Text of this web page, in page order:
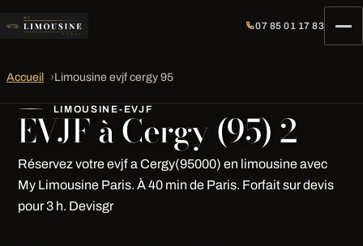
07 85 01 17 83
Accueil ›Limousine evjf cergy 95
LIMOUSINE-EVJF
EVJF à Cergy (95) 2
Réservez votre evjf a Cergy(95000) en limousine avec
My Limousine Paris. À 40 min de Paris. Forfait sur devis
pour 3 h. Devisgr